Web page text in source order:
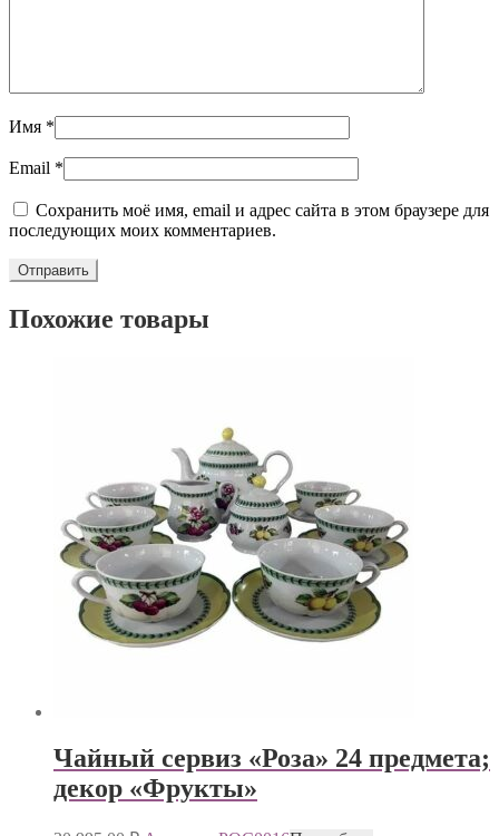
Имя *
Email *
Сохранить моё имя, email и адрес сайта в этом браузере для
последующих моих комментариев.
Похожие товары
Чайный сервиз «Роза» 24 предмета;
декор «Фрукты»